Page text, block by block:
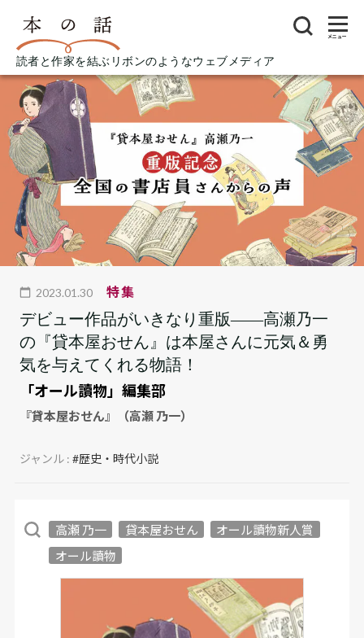
読者と作家を結ぶリボンのようなウェブメディア
メニュー
2023.01.30 特集
デビュー作品がいきなり重版――高瀬乃一
の『貸本屋おせん』は本屋さんに元気＆勇
気を与えてくれる物語！
「オール讀物」編集部
『貸本屋おせん』（高瀬 乃一）
ジャンル :#歴史・時代小説
高瀬 乃一 貸本屋おせん
オール讀物新人賞
オール讀物